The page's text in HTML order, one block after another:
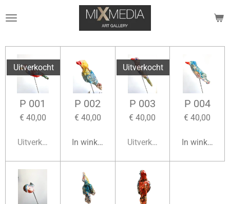
direct
de
hoofdinhoud
Uitverkocht
P 001
€ 40,00
Uitverkocht
P 002
€ 40,00
In winkelwagen
Uitverkocht
P 003
€ 40,00
Uitverkocht
P 004
€ 40,00
In